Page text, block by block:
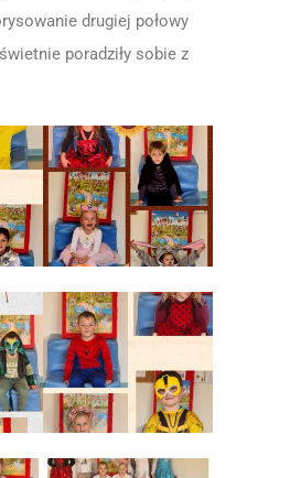
drugiej połowy
poradziły sobie z